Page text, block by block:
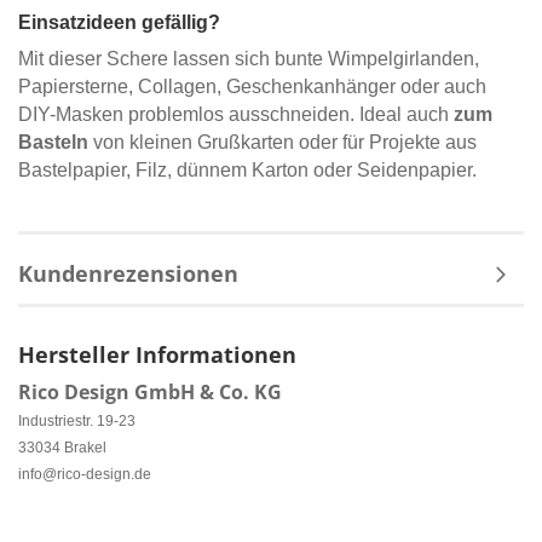
Einsatzideen gefällig?
Mit dieser Schere lassen sich bunte Wimpelgirlanden,
Papiersterne, Collagen, Geschenkanhänger oder auch
DIY-Masken problemlos ausschneiden. Ideal auch zum
Basteln von kleinen Grußkarten oder für Projekte aus
Bastelpapier, Filz, dünnem Karton oder Seidenpapier.
Kundenrezensionen
Hersteller Informationen
Rico Design GmbH & Co. KG
Industriestr. 19-23
33034 Brakel
info@rico-design.de